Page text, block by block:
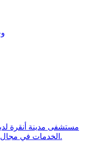
مستشفى مدينة أنقرة
الخدمات في مجال السياحة الصحية.